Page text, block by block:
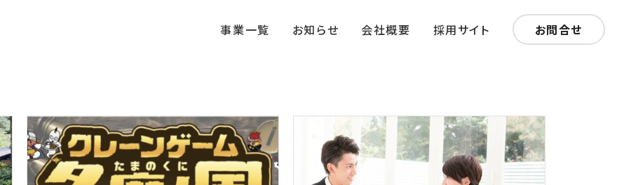
事業一覧 お知らせ 会社概要 採用サイト お問合せ